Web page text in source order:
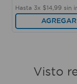
Hasta 3x $14 99 sin
AGREGAR
Visto